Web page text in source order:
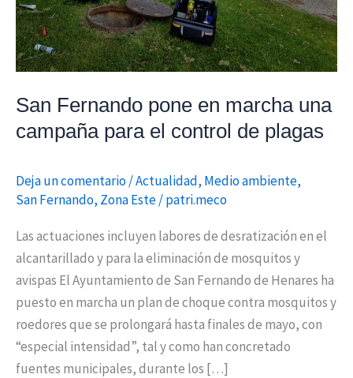
San Fernando pone en marcha una
campaña para el control de plagas
Deja un comentario/Actualidad, Medio ambiente,
San Fernando, Zona Este/patri.meco
Las actuaciones incluyen labores de desratización en el
alcantarillado y para la eliminación de mosquitos y
avispas El Ayuntamiento de San Fernando de Henares ha
puesto en marcha un plan de choque contra mosquitos y
roedores que se prolongará hasta finales de mayo, con
“especial intensidad”, tal y como han concretado
fuentes municipales, durante los […]
el
control
de